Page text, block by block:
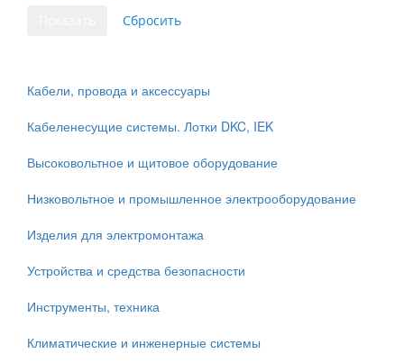
Кабели, провода и аксессуары
Кабеленесущие системы. Лотки DKC, IEK
Высоковольтное и щитовое оборудование
Низковольтное и промышленное электрооборудование
Изделия для электромонтажа
Устройства и средства безопасности
Инструменты, техника
Климатические и инженерные системы